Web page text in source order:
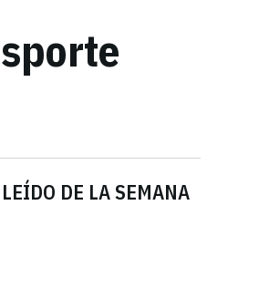
DE LA SEMANA